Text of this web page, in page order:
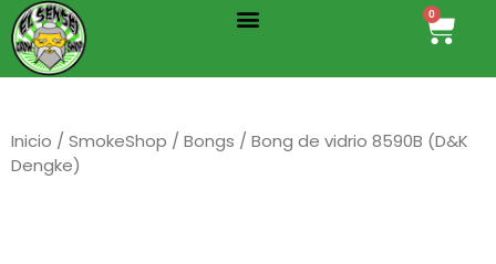
al
contenido
Menu 0
Cart
Inicio / SmokeShop / Bongs / Bong de vidrio 8590B (D&K
Dengke)